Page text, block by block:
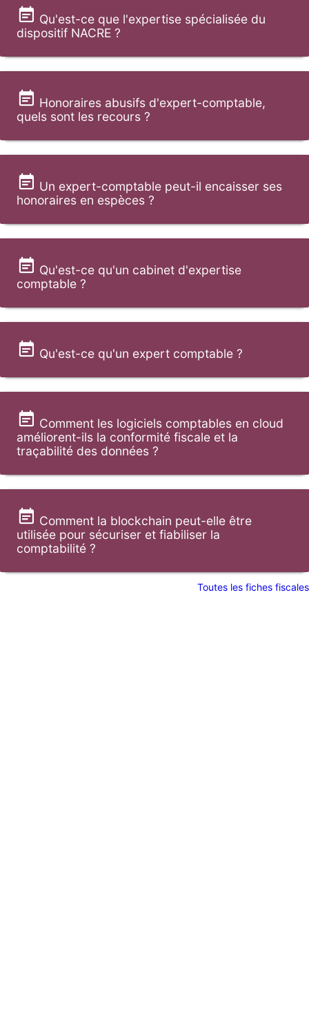
Qu'est-ce que l'expertise spécialisée du
dispositif NACRE ?
Honoraires abusifs d'expert-comptable,
quels sont les recours ?
Un expert-comptable peut-il encaisser ses
honoraires en espèces ?
Qu'est-ce qu'un cabinet d'expertise
comptable ?
Qu'est-ce qu'un expert comptable ?
Comment les logiciels comptables en cloud
améliorent-ils la conformité fiscale et la
traçabilité des données ?
Comment la blockchain peut-elle être
utilisée pour sécuriser et fiabiliser la
comptabilité ?
Toutes les fiches fiscales